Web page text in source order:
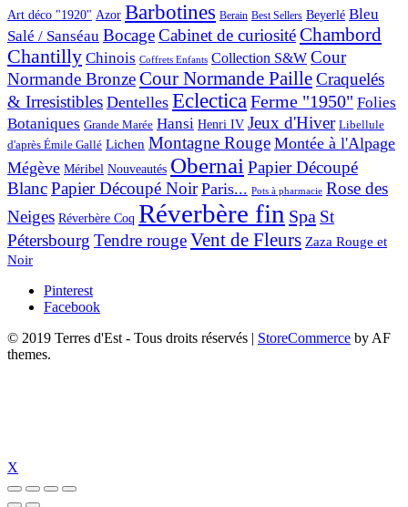
Art déco "1920" Azor Barbotines Berain Best Sellers Beyerlé Bleu
Salé / Sanséau BocageCabinet de curiositéChambord
Chantilly Chinois Coffrets Enfants Collection S&W Cour
Normande BronzeCour Normande PailleCraquelés
& Irresistibles Dentelles EclecticaFerme "1950" Folies
Botaniques Grande Marée Hansi Henri IV Jeux d'Hiver Libellule
d'après Émile Gallé Lichen Montagne Rouge Montée à l'Alpage
Mégève Méribel Nouveautés ObernaiPapier Découpé
BlancPapier Découpé Noir Paris... Pots à pharmacie Rose des
Neiges Réverbère Coq Réverbère fin Spa St
Pétersbourg Tendre rougeVent de Fleurs Zaza Rouge et
Noir
Pinterest
Facebook
© 2019 Terres d'Est - Tous droits réservés
StoreCommerce by AF
themes.
X